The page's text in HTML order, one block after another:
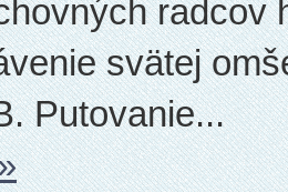
radcov
svätej
Putovanie...